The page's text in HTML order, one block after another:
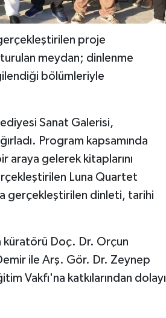
proje
meydan; dinlenme
bölümleriyle
Sanat Galerisi,
Program kapsamında
araya gelerek kitaplarını
Luna Quartet
gerçekleştirilen dinleti, tarihi
Doç. Dr. Orçun
ile Arş. Gör. Dr. Zeynep
Vakfı'na katkılarından dolayı